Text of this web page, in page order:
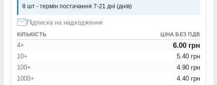
8 шт - термін постачання 7-21 дні (днів)
Підписка на надходження
КІЛЬКІСТЬ ЦІНА БЕЗ ПДВ
4+ 6.00 грн
10+
5.40 грн
100+
4.90 грн
1000+
4.40 грн